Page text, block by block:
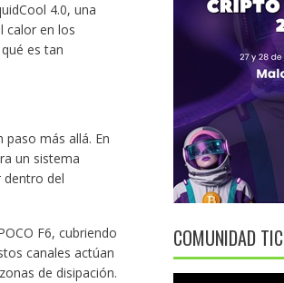
4.0, una
calor en los
es tan
paso más allá. En
un sistema
dentro del
F6, cubriendo
canales actúan
de disipación.
COMUNIDAD TIC